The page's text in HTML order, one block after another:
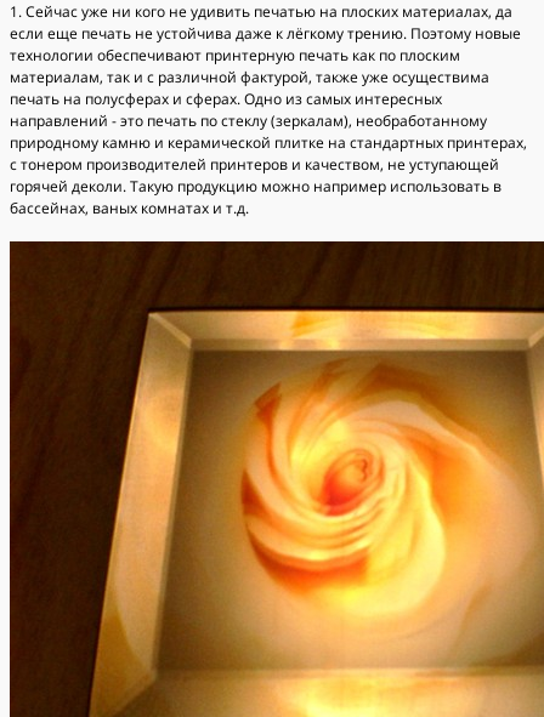
1. Сейчас уже ни кого не удивить печатью на плоских материалах, да
если еще печать не устойчива даже к лёгкому трению. Поэтому новые
технологии обеспечивают принтерную печать как по плоским
материалам, так и с различной фактурой, также уже осуществима
печать на полусферах и сферах. Одно из самых интересных
направлений - это печать по стеклу (зеркалам), необработанному
природному камню и керамической плитке на стандартных принтерах,
с тонером производителей принтеров и качеством, не уступающей
горячей деколи. Такую продукцию можно например использовать в
бассейнах, ваных комнатах и т.д.